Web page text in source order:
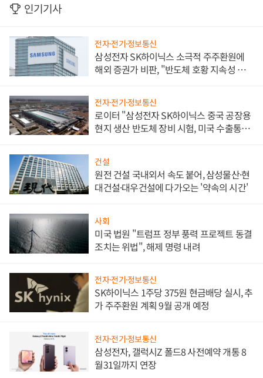
인기기사
전자·전기·정보통신
삼성전자 SK하이닉스 소극적 주주환원에
해외 증권가 비판, "반도체 호황 지속성 의
전자·전기·정보통신
로이터 "삼성전자 SK하이닉스 중국 공장용
현지 생산 반도체 장비 시험, 미국 수출통제
건설
원전 건설 국내외서 속도 붙어, 삼성물산·현
대건설·대우건설에 다가오는 '약속의 시간'
사회
미국 법원 "트럼프 정부 풍력 프로젝트 동결
조치는 위법", 해제 명령 내려
전자·전기·정보통신
SK하이닉스 1주당 375원 현금배당 실시, 추
가 주주환원 계획 9월 공개 예정
전자·전기·정보통신
삼성전자, 갤럭시Z 폴드8 사전예약 개통 8
월31일까지 연장